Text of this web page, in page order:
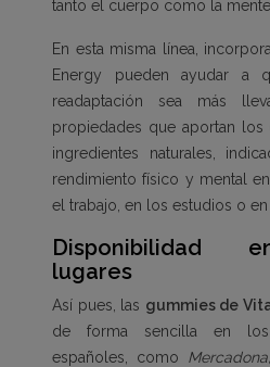
tanto el cuerpo como la mente.
En esta misma línea,
Energy pueden ayudar a
readaptación sea más
propiedades que aportan los
ingredientes naturales,
rendimiento físico y mental
el trabajo, en los estudios o
Disponibilidad
lugares
Así pues, las gummies de
de forma sencilla en los
españoles, como